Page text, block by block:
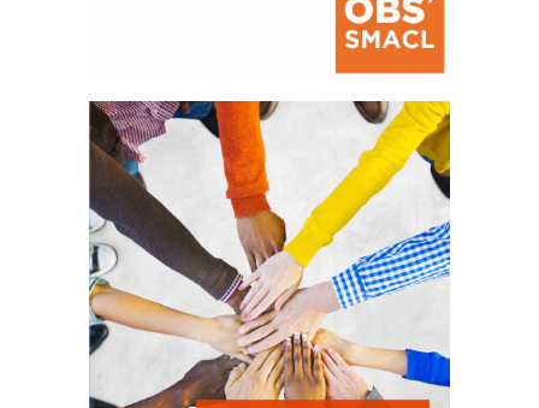
La prévention des conflits
d’intérêts
18 septembre 2023
FEUILLETER